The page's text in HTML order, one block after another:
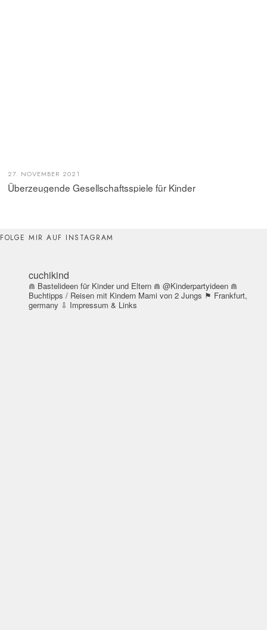
27. NOVEMBER 2021
Überzeugende Gesellschaftsspiele für Kinder
FOLGE MIR AUF INSTAGRAM
cuchikind
⋒ Bastelideen für Kinder und Eltern ⋒ @Kinderpartyideen ⋒
Buchtipps / Reisen mit Kindern Mami von 2 Jungs ⚑ Frankfurt,
germany ⇩ Impressum & Links